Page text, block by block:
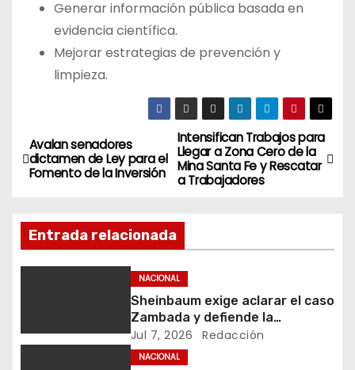
Generar información pública basada en
evidencia científica.
Mejorar estrategias de prevención y
limpieza.
N
a
e
c
Intensifican Trabajos para
Llegar a Zona Cero de la
Mina Santa Fe y Rescatar
a Trabajadores
Avalan senadores
dictamen de Ley para el
Fomento de la Inversión
Entrada relacionada
NACIONAL
Sheinbaum exige aclarar el caso
Zambada y defiende la
soberanía
Jul 7, 2026 Redacción
NACIONAL